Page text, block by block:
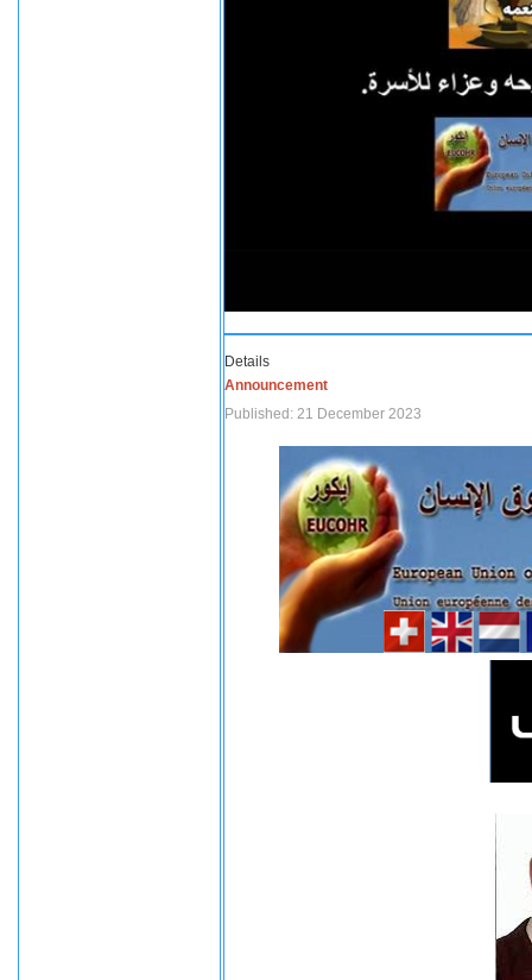
Details
Announcement
Published: 21 December 2023